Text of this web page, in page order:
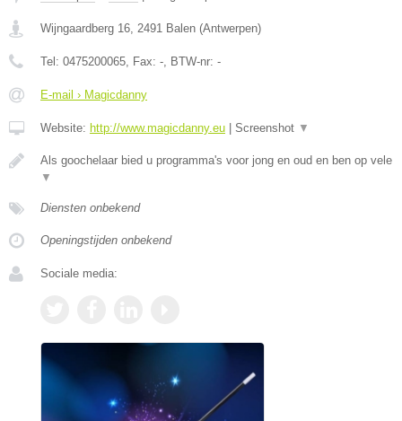
Wijngaardberg 16 2491 Balen (Antwerpen)
Tel: 0475200065 , Fax: - , BTW-nr: -
E-mail › Magicdanny
Website: http://www.magicdanny.eu Screenshot ▼
Als goochelaar bied u programma's voor jong en oud en ben op vele
▼
Diensten onbekend
Openingstijden onbekend
Sociale media: